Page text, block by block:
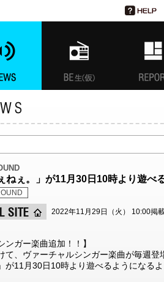
ねぇ。」が11月30日10時より遊べ
2022年11月29日（火） 10:00掲
ンガー楽曲追加！！】
て、ヴァーチャルシンガー楽曲が毎週登
が11月30日10時より遊べるようになる